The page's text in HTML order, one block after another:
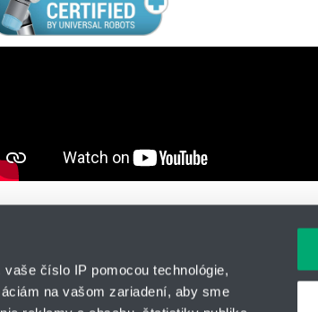
číslo IP pomocou technológie,
na vašom zariadení, aby sme